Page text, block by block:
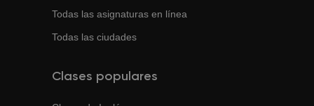
Todas las asignaturas en línea
Todas las ciudades
Clases populares